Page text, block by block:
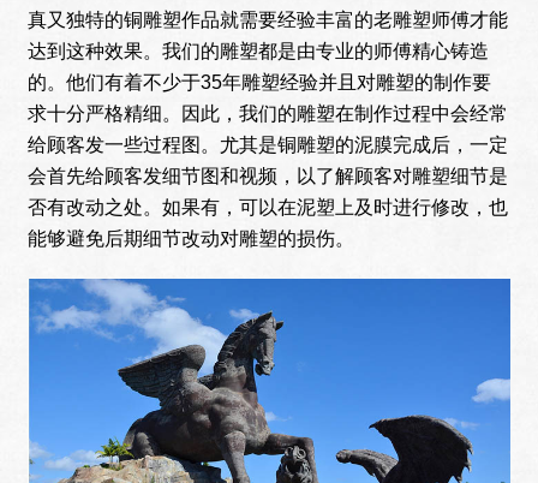
真又独特的铜雕塑作品就需要经验丰富的老雕塑师傅才能
达到这种效果。我们的雕塑都是由专业的师傅精心铸造
的。他们有着不少于35年雕塑经验并且对雕塑的制作要
求十分严格精细。因此，我们的雕塑在制作过程中会经常
给顾客发一些过程图。尤其是铜雕塑的泥膜完成后，一定
会首先给顾客发细节图和视频，以了解顾客对雕塑细节是
否有改动之处。如果有，可以在泥塑上及时进行修改，也
能够避免后期细节改动对雕塑的损伤。